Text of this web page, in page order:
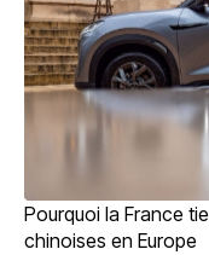
Pourquoi la France
chinoises en Europe